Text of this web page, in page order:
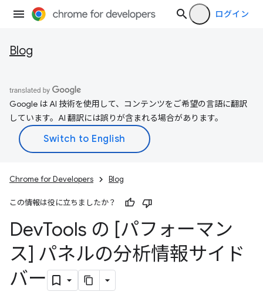
ログイン
Blog
Google は AI 技術を使用して、コンテンツをご希望の言語に翻訳
しています。AI 翻訳には誤りが含まれる場合があります。
Chrome for Developers Blog
この情報は役に立ちましたか？
DevTools の [パフォーマン
ス] パネルの分析情報サイド
バー